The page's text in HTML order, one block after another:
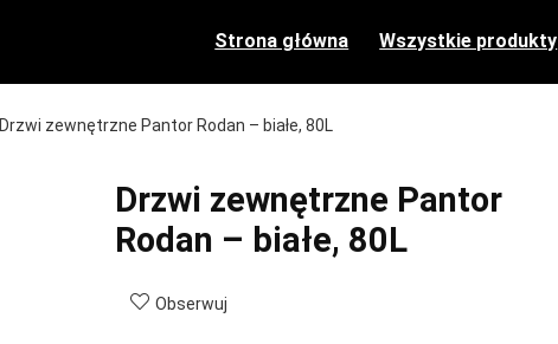
Strona główna Wszystkie produkty
Drzwi zewnętrzne Pantor Rodan – białe, 80L
Drzwi zewnętrzne Pantor
Rodan – białe, 80L
Obserwuj